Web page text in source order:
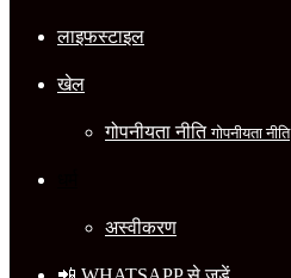
लाइफस्टाइल
खेल
गोपनीयता नीतिगोपनीयता नीति
अस्वीकरण